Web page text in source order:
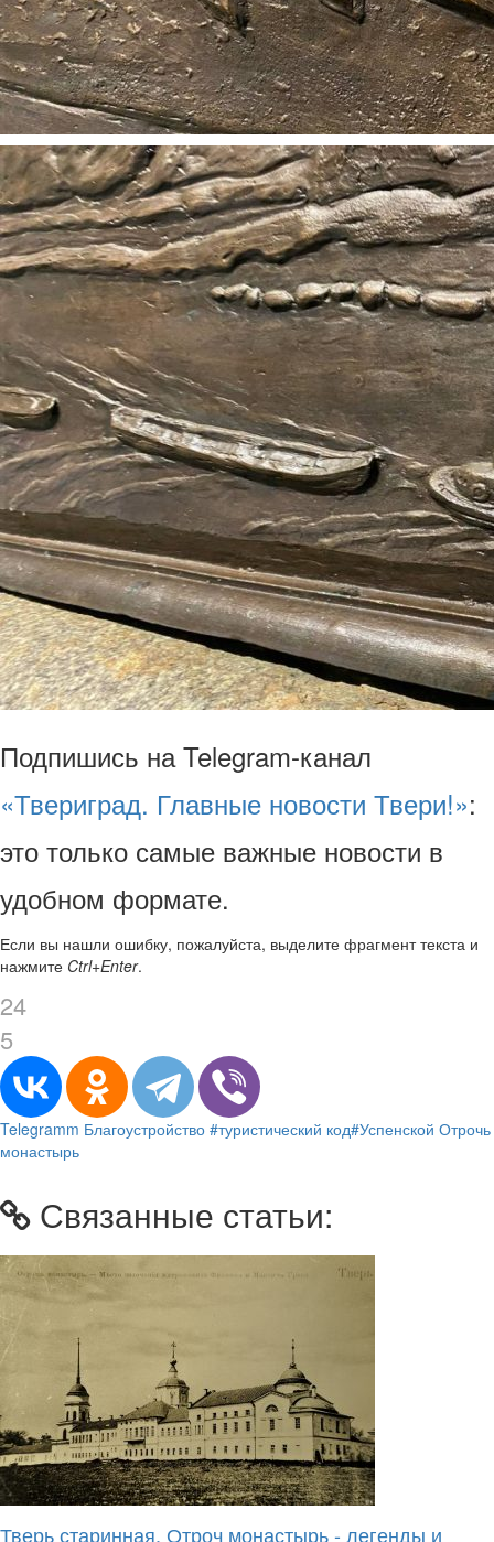
Подпишись на Telegram-канал
«Твериград. Главные новости Твери!»:
это только самые важные новости в
удобном формате.
Если вы нашли ошибку, пожалуйста, выделите фрагмент текста и
нажмите Ctrl+Enter.
24
5
Telegramm Благоустройство #туристический код#Успенской Отрочь
монастырь
Связанные статьи:
Тверь старинная. Отроч монастырь - легенды и